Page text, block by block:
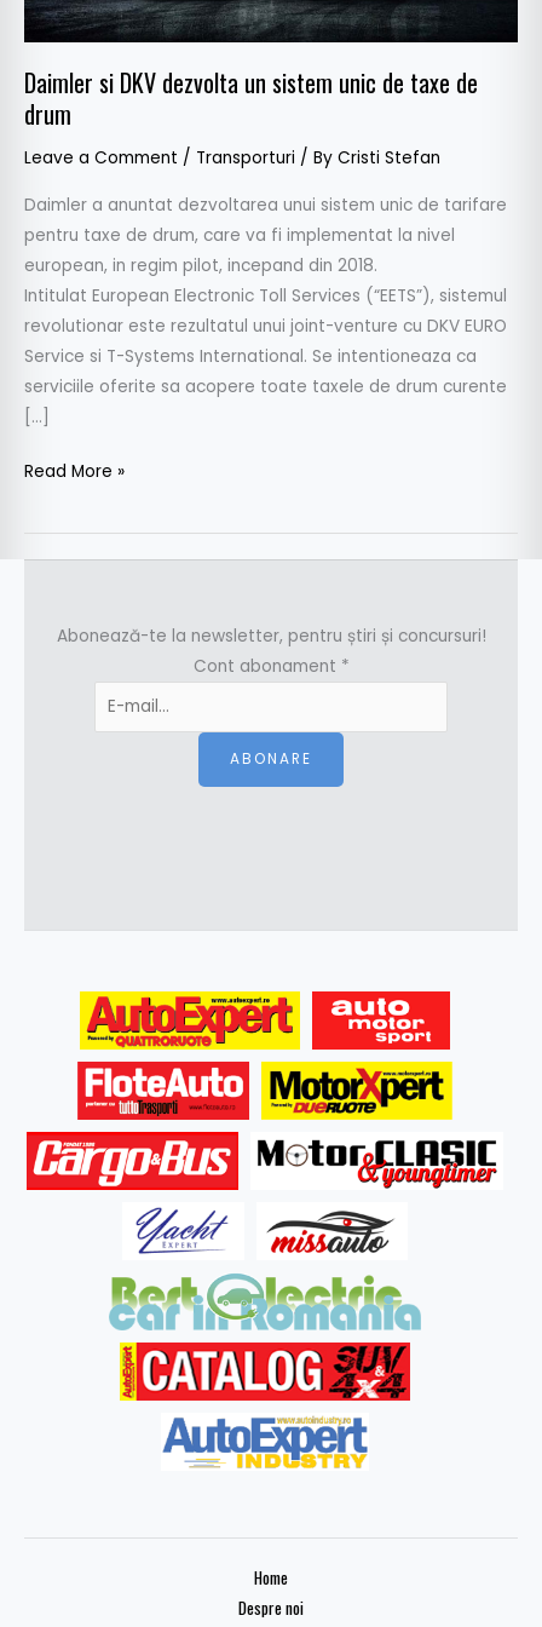
Daimler si DKV dezvolta un sistem unic de taxe de
drum
Leave a Comment / Transporturi / By Cristi Stefan
Daimler a anuntat dezvoltarea unui sistem unic de tarifare
pentru taxe de drum, care va fi implementat la nivel
european, in regim pilot, incepand din 2018.
Intitulat European Electronic Toll Services (“EETS”), sistemul
revolutionar este rezultatul unui joint-venture cu DKV EURO
Service si T-Systems International. Se intentioneaza ca
serviciile oferite sa acopere toate taxele de drum curente
[…]
de
taxe
de
drum
Read More »
Abonează-te la newsletter, pentru știri și concursuri!
Cont abonament *
ABONARE
Home
Despre noi